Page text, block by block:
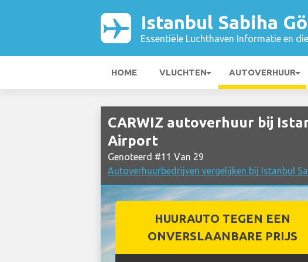
Istanbul Sabiha
Essentiële Luchthaven Informatie en
HOME VLUCHTEN AUTOVERHUUR
CARWIZ autoverhuur bij
Airport
Genoteerd #11 Van 29
Autoverhuurbedrijven vergelijken bij Istanbul
HUURAUTO TEGEN EEN
ONVERSLAANBARE PRIJS